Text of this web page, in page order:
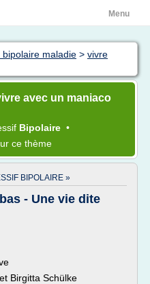
Menu
maladie > vivre
avec un maniaco
Bipolaire •
ce thème
BIPOLAIRE »
- Une vie dite
Birgitta Schülke